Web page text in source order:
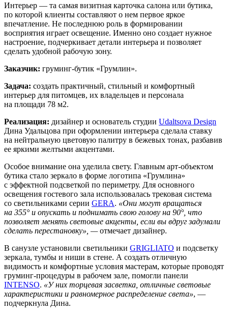
Интерьер — та самая визитная карточка салона или бутика,
по которой клиенты составляют о нем первое яркое
впечатление. Не последнюю роль в формировании
восприятия играет освещение. Именно оно создает нужное
настроение, подчеркивает детали интерьера и позволяет
сделать удобной рабочую зону.
Заказчик: груминг-бутик «Грумлин».
Задача: создать практичный, стильный и комфортный
интерьер для питомцев, их владельцев и персонала
на площади 78 м2.
Реализация: дизайнер и основатель студии Udaltsova Design
Дина Удальцова при оформлении интерьера сделала ставку
на нейтральную цветовую палитру в бежевых тонах, разбавив
ее яркими желтыми акцентами.
Особое внимание она уделила свету. Главным арт-объектом
бутика стало зеркало в форме логотипа «Грумлина»
с эффектной подсветкой по периметру. Для основного
освещения гостевого зала использовалась трековая система
со светильниками серии GERA. «Они могут вращаться
на 355° и опускать и поднимать свою голову на 90ׄ°, что
позволяет менять световые акценты, если вы вдруг задумали
сделать перестановку», —отмечает дизайнер.
В санузле установили светильники GRIGLIATO и подсветку
зеркала, тумбы и ниши в стене. А создать отличную
видимость и комфортные условия мастерам, которые проводят
груминг-процедуры в рабочем зале, помогли панели
INTENSO. «У них торцевая засветка, отличные световые
характеристики и равномерное распределение света», —
подчеркнула Дина.